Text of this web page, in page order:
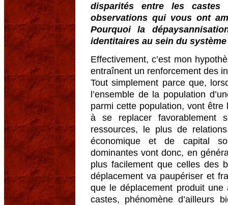
disparités entre les
observations qui vous ont
Pourquoi la
identitaires au sein du
Effectivement, c’est mon
entraînent un renforcement des
Tout simplement parce que,
l’ensemble de la population
parmi cette population, vont
à se replacer favorablement
ressources, le plus de
économique et de capital
dominantes vont donc, en
plus facilement que celles des
déplacement va paupériser et
que le déplacement produit
castes, phénomène d’ailleurs